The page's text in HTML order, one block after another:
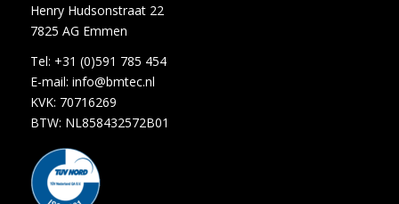
Henry Hudsonstraat 22
7825 AG Emmen
Tel: +31 (0)591 785 454
E-mail: info@bmtec.nl
KVK: 70716269
BTW: NL858432572B01